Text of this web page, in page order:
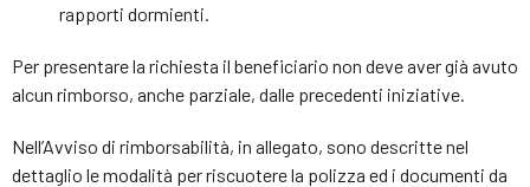
rapporti dormienti.
Per presentare la richiesta il beneficiario non deve aver già avuto
alcun rimborso, anche parziale, dalle precedenti iniziative.
Nell’Avviso di rimborsabilità, in allegato, sono descritte nel
dettaglio le modalità per riscuotere la polizza ed i documenti da